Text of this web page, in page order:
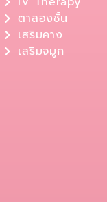
ตาสองชั้น
เสริมคาง
เสริมจมูก